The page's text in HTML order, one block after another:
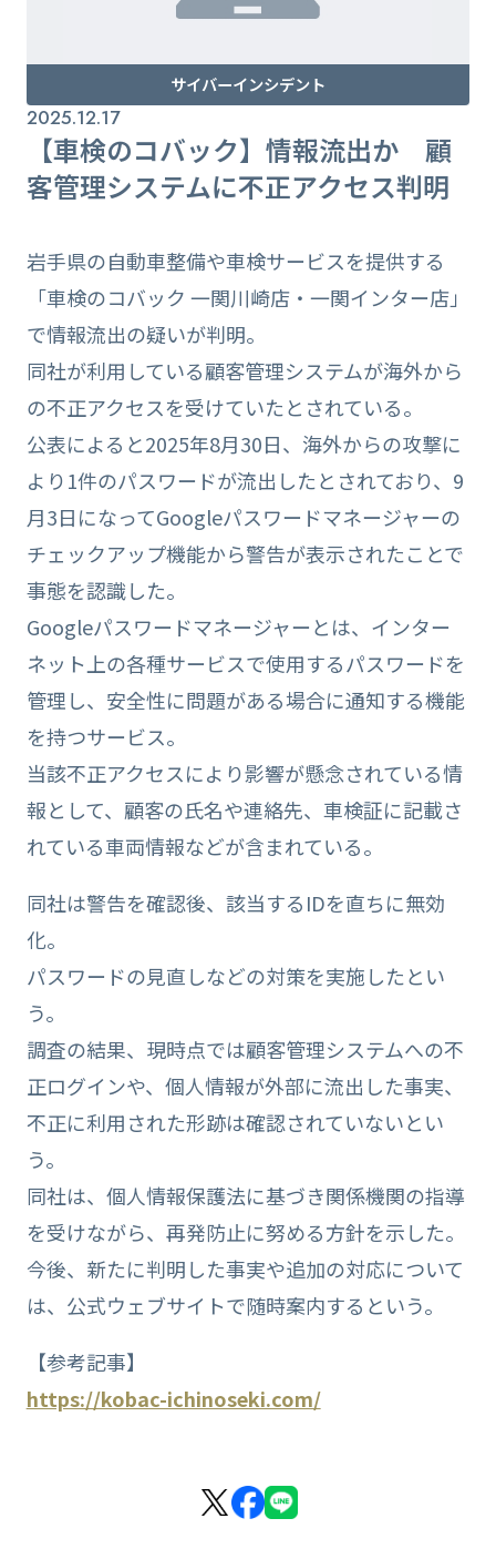
サイバーインシデント
2025.12.17
【車検のコバック】情報流出か 顧
客管理システムに不正アクセス判明
岩手県の自動車整備や車検サービスを提供する
「車検のコバック 一関川崎店・一関インター店」
で情報流出の疑いが判明。
同社が利用している顧客管理システムが海外から
の不正アクセスを受けていたとされている。
公表によると2025年8月30日、海外からの攻撃に
より1件のパスワードが流出したとされており、9
月3日になってGoogleパスワードマネージャーの
チェックアップ機能から警告が表示されたことで
事態を認識した。
Googleパスワードマネージャーとは、インター
ネット上の各種サービスで使用するパスワードを
管理し、安全性に問題がある場合に通知する機能
を持つサービス。
当該不正アクセスにより影響が懸念されている情
報として、顧客の氏名や連絡先、車検証に記載さ
れている車両情報などが含まれている。
同社は警告を確認後、該当するIDを直ちに無効
化。
パスワードの見直しなどの対策を実施したとい
う。
調査の結果、現時点では顧客管理システムへの不
正ログインや、個人情報が外部に流出した事実、
不正に利用された形跡は確認されていないとい
う。
同社は、個人情報保護法に基づき関係機関の指導
を受けながら、再発防止に努める方針を示した。
今後、新たに判明した事実や追加の対応について
は、公式ウェブサイトで随時案内するという。
【参考記事】
https://kobac-ichinoseki.com/